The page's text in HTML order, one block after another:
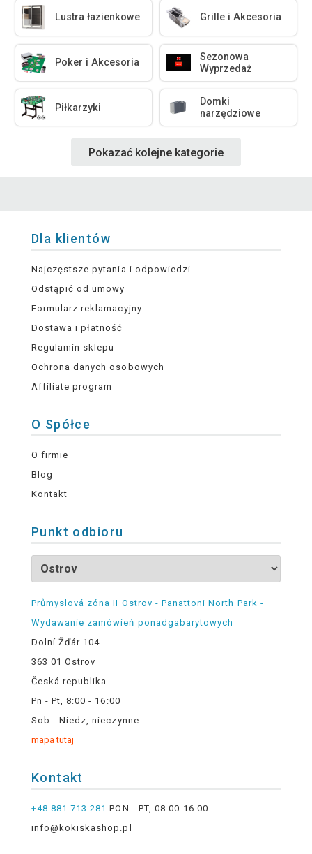
Lustra łazienkowe Grille i Akcesoria
Poker i Akcesoria
Sezonowa
Wyprzedaż
Piłkarzyki
Domki
narzędziowe
Pokazać kolejne kategorie
Dla klientów
Najczęstsze pytania i odpowiedzi
Odstąpić od umowy
Formularz reklamacyjny
Dostawa i płatność
Regulamin sklepu
Ochrona danych osobowych
Affiliate program
O Spółce
O firmie
Blog
Kontakt
Punkt odbioru
Průmyslová zóna II Ostrov - Panattoni North Park -
Wydawanie zamówień ponadgabarytowych
Dolní Žďár 104
363 01 Ostrov
Česká republika
Pn - Pt, 8:00 - 16:00
Sob - Niedz, nieczynne
mapa tutaj
Kontakt
+48 881 713 281 PON - PT, 08:00-16:00
info@kokiskashop.pl